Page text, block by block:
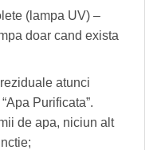
(lampa UV) –
doar cand exista
atunci
Purificata”.
de apa, niciun alt